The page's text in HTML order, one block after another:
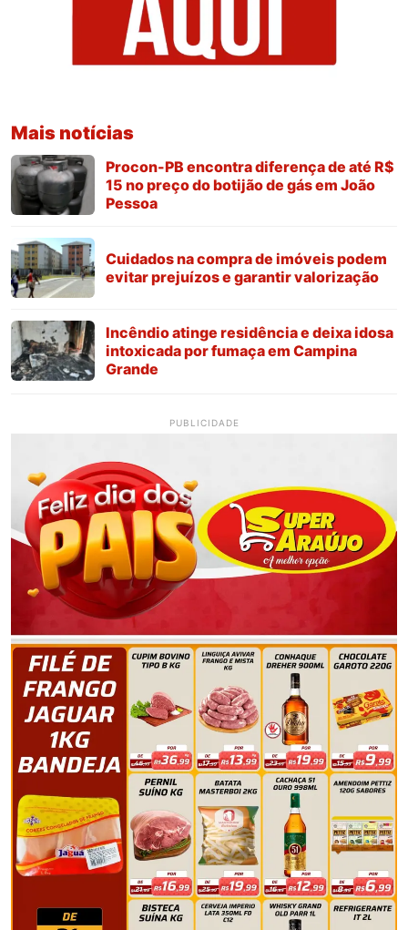
Mais notícias
Procon-PB encontra diferença de até R$
15 no preço do botijão de gás em João
Pessoa
Cuidados na compra de imóveis podem
evitar prejuízos e garantir valorização
Incêndio atinge residência e deixa idosa
intoxicada por fumaça em Campina
Grande
PUBLICIDADE